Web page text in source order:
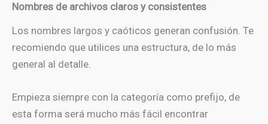
Nombres de archivos claros y consistentes
Los nombres largos y caóticos generan confusión. Te
recomiendo que utilices una estructura, de lo más
general al detalle.
Empieza siempre con la categoría como prefijo, de
esta forma será mucho más fácil encontrar